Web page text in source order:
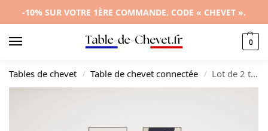
-10% SUR VOTRE 1ÈRE COMMANDE. CODE « CHEVET ».
0
Tables de chevet / Table de chevet connectée / Lot de 2 tables de nuit chêne design moderne LED, 50x40x45cm